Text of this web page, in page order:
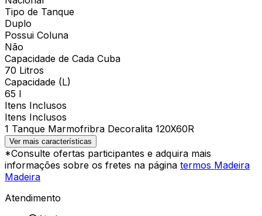
Tipo de Tanque
Duplo
Possui Coluna
Não
Capacidade de Cada Cuba
70 Litros
Capacidade (L)
65 l
Itens Inclusos
Itens Inclusos
1 Tanque Marmofribra Decoralita 120X60R
Ver mais características
*Consulte ofertas participantes e adquira mais
informações sobre os fretes na página termos Madeira
Madeira
Atendimento